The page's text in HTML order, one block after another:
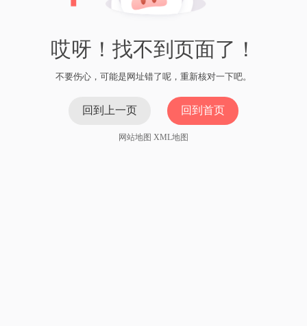
哎呀！找不到页面了！
不要伤心，可能是网址错了呢，重新核对一下吧。
回到上一页 回到首页
网站地图 XML地图